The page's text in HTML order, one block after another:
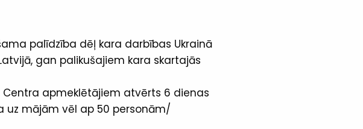
palīdzība dēļ kara darbības Ukrainā
gan palikušajiem kara skartajās
Centra apmeklētājiem atvērts 6 dienas
uz mājām vēl ap 50 personām/